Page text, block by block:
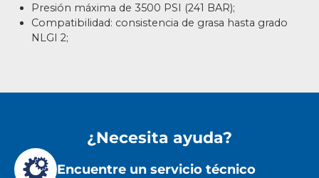
Presión máxima de 3500 PSI (241 BAR);
Compatibilidad: consistencia de grasa hasta grado
NLGI 2;
¿Necesita ayuda?
Encuentre un servicio técnico